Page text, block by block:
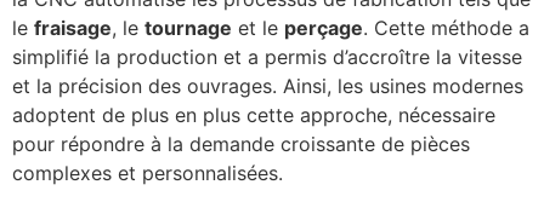
le fraisage, le tournage et le perçage. Cette méthode a
simplifié la production et a permis d’accroître la vitesse
et la précision des ouvrages. Ainsi, les usines modernes
adoptent de plus en plus cette approche, nécessaire
pour répondre à la demande croissante de pièces
complexes et personnalisées.